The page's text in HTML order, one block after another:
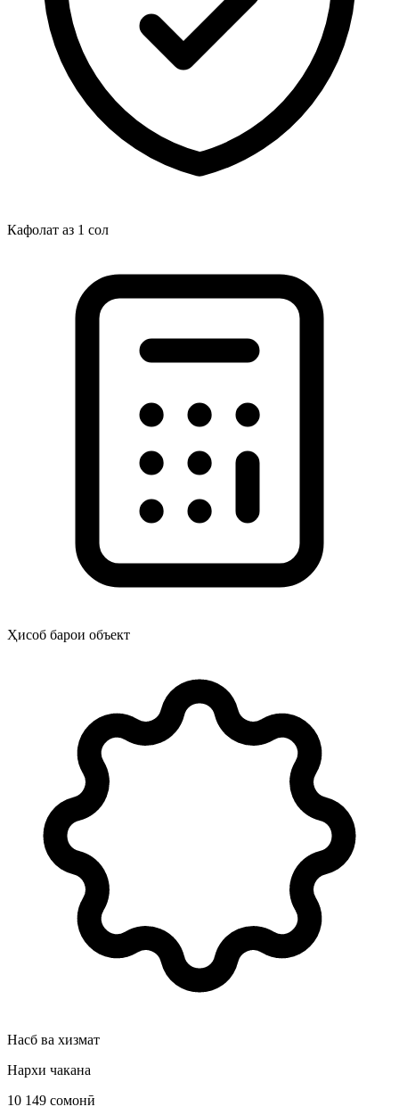
Кафолат аз 1 сол
Ҳисоб барои объект
Насб ва хизмат
Нархи чакана
10 149 сомонӣ